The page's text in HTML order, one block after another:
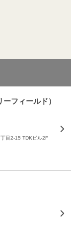
フィールド）
目2-15 TDKビル2F